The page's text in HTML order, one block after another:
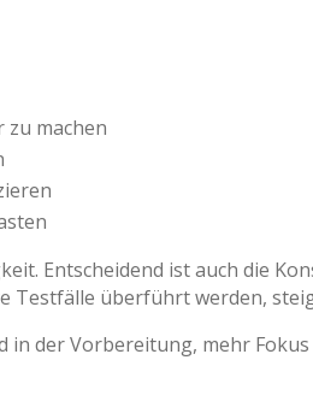
machen
Entscheidend ist auch die
überführt werden,
in der Vorbereitung, mehr